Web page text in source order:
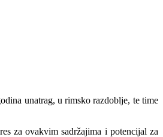
unatrag, u rimsko razdoblje, te time
za ovakvim sadržajima i potencijal za